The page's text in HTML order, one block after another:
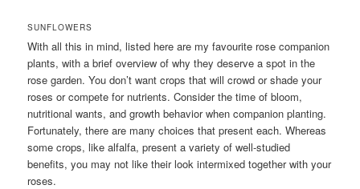
SUNFLOWERS
With all this in mind, listed here are my favourite rose companion
plants, with a brief overview of why they deserve a spot in the
rose garden. You don’t want crops that will crowd or shade your
roses or compete for nutrients. Consider the time of bloom,
nutritional wants, and growth behavior when companion planting.
Fortunately, there are many choices that present each. Whereas
some crops, like alfalfa, present a variety of well-studied
benefits, you may not like their look intermixed together with your
roses.